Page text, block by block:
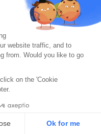
su evaluación.
envíelo para una
que tomó para
siguiendo los
Console
sitio web
clic en la opción